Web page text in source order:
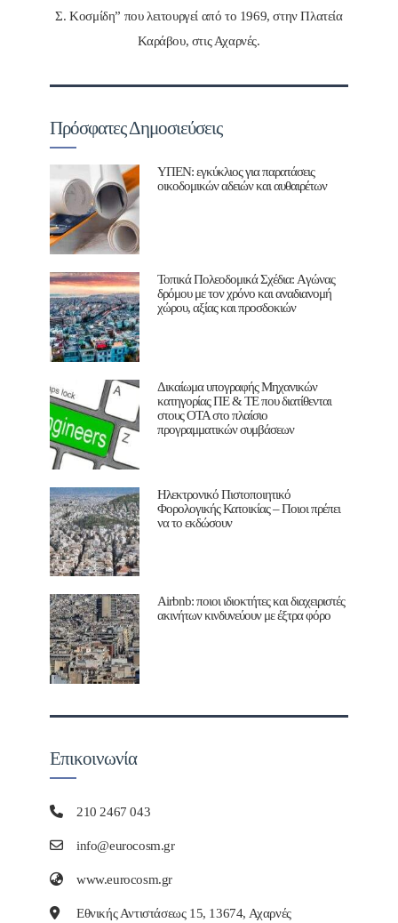
Σ. Κοσμίδη” που λειτουργεί από το 1969, στην Πλατεία
Καράβου, στις Αχαρνές.
Πρόσφατες Δημοσιεύσεις
ΥΠΕΝ: εγκύκλιος για παρατάσεις
οικοδομικών αδειών και αυθαιρέτων
Τοπικά Πολεοδομικά Σχέδια: Aγώνας
δρόμου με τον χρόνο και αναδιανομή
χώρου, αξίας και προσδοκιών
Δικαίωμα υπογραφής Μηχανικών
κατηγορίας ΠΕ & ΤΕ που διατίθενται
στους ΟΤΑ στο πλαίσιο
προγραμματικών συμβάσεων
Ηλεκτρονικό Πιστοποιητικό
Φορολογικής Κατοικίας – Ποιοι πρέπει
να το εκδώσουν
Airbnb: ποιοι ιδιοκτήτες και διαχειριστές
ακινήτων κινδυνεύουν με έξτρα φόρο
Επικοινωνία
210 2467 043
info@eurocosm.gr
www.eurocosm.gr
Εθνικής Αντιστάσεως 15, 13674, Αχαρνές